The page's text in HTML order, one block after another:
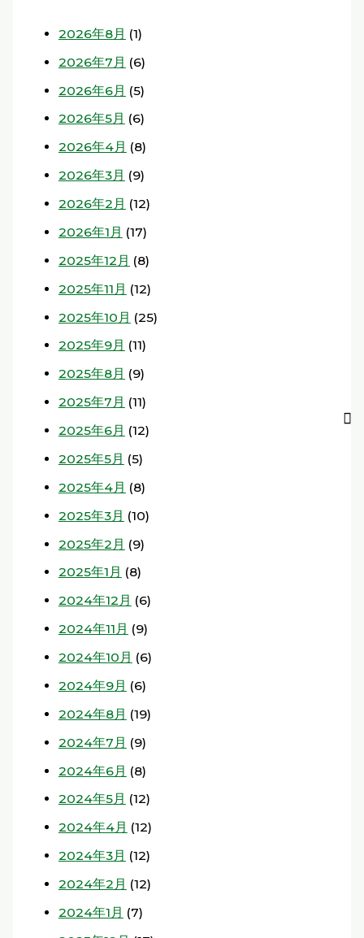
2026年8月 (1)
2026年7月 (6)
2026年6月 (5)
2026年5月 (6)
2026年4月 (8)
2026年3月 (9)
2026年2月 (12)
2026年1月 (17)
2025年12月 (8)
2025年11月 (12)
2025年10月 (25)
2025年9月 (11)
2025年8月 (9)
2025年7月 (11)
2025年6月 (12)
2025年5月 (5)
2025年4月 (8)
2025年3月 (10)
2025年2月 (9)
2025年1月 (8)
2024年12月 (6)
2024年11月 (9)
2024年10月 (6)
2024年9月 (6)
2024年8月 (19)
2024年7月 (9)
2024年6月 (8)
2024年5月 (12)
2024年4月 (12)
2024年3月 (12)
2024年2月 (12)
2024年1月 (7)